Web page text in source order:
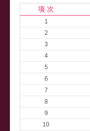
项 次
1
2
3
4
5
6
7
8
9
10